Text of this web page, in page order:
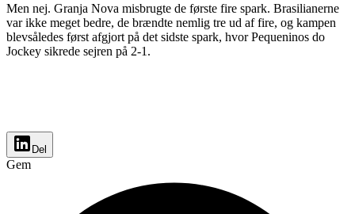
Men nej. Granja Nova misbrugte de første fire spark. Brasilianerne
var ikke meget bedre, de brændte nemlig tre ud af fire, og kampen
blevsåledes først afgjort på det sidste spark, hvor Pequeninos do
Jockey sikrede sejren på 2-1.
Del
Gem